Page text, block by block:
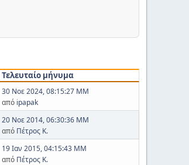
Τελευταίο μήνυμα
30 Νοε 2024, 08:15:27 ΜΜ
από ipapak
20 Νοε 2014, 06:30:36 ΜΜ
από Πέτρος Κ.
19 Ιαν 2015, 04:15:43 ΜΜ
από Πέτρος Κ.